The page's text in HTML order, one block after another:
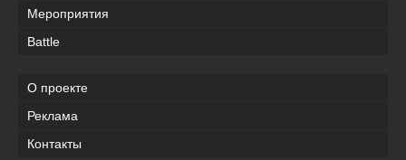
Мероприятия
Battle
О проекте
Реклама
Контакты